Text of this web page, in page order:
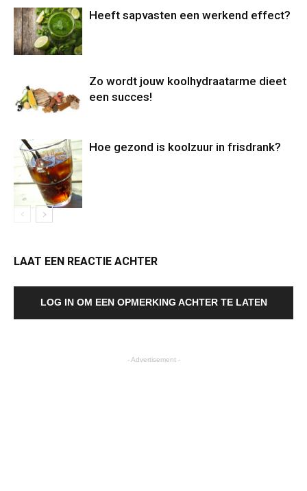
Heeft sapvasten een werkend effect?
Zo wordt jouw koolhydraatarme dieet
een succes!
Hoe gezond is koolzuur in frisdrank?
LAAT EEN REACTIE ACHTER
LOG IN OM EEN OPMERKING ACHTER TE LATEN
- Advertisement -